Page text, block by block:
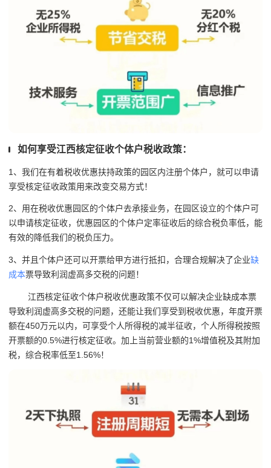
如何享受江西核定征收个体户税收政策：
1、我们在有着税收优惠扶持政策的园区内注册个体户，就可以申请
享受核定征收政策用来改变交易方式！
2、用在税收优惠园区的个体户去承接业务，在园区设立的个体户可
以申请核定征收，优惠园区的个体户定率征收后的综合税负率低，能
有效的降低我们的税负压力。
3、并且个体户还可以开票给甲方进行抵扣，合理合规解决了企业缺
成本票导致利润虚高多交税的问题！
江西核定征收个体户税收优惠政策不仅可以解决企业缺成本票
导致利润虚高多交税的问题，还能让我们享受到税收优惠，年度开票
额在450万元以内，可享受个人所得税的减半征收，个人所得税按照
开票额的0.5%进行核定征收。加上当前营业额的1%增值税及其附加
税，综合税率低至1.56%！